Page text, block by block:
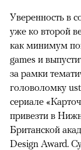
Уверенность в
уже ко второй
как минимум
games и
за рамки
головоломку
сериале
привезти в
Британской
Design Award.